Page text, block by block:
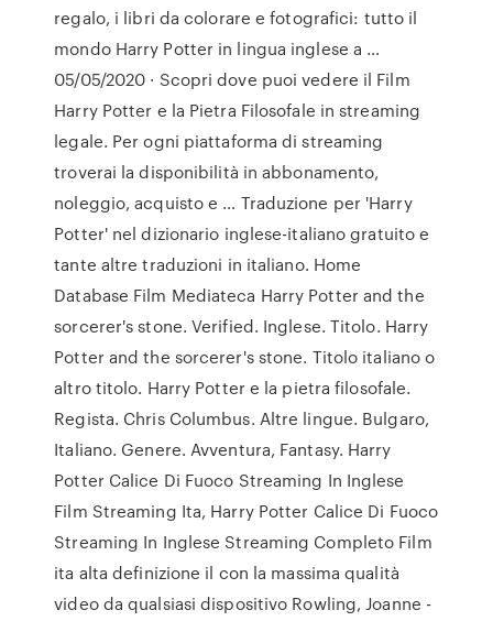
regalo, i libri da colorare e fotografici: tutto il
mondo Harry Potter in lingua inglese a …
05/05/2020 · Scopri dove puoi vedere il Film
Harry Potter e la Pietra Filosofale in streaming
legale. Per ogni piattaforma di streaming
troverai la disponibilità in abbonamento,
noleggio, acquisto e … Traduzione per 'Harry
Potter' nel dizionario inglese-italiano gratuito e
tante altre traduzioni in italiano. Home
Database Film Mediateca Harry Potter and the
sorcerer's stone. Verified. Inglese. Titolo. Harry
Potter and the sorcerer's stone. Titolo italiano o
altro titolo. Harry Potter e la pietra filosofale.
Regista. Chris Columbus. Altre lingue. Bulgaro,
Italiano. Genere. Avventura, Fantasy. Harry
Potter Calice Di Fuoco Streaming In Inglese
Film Streaming Ita, Harry Potter Calice Di Fuoco
Streaming In Inglese Streaming Completo Film
ita alta definizione il con la massima qualità
video da qualsiasi dispositivo Rowling, Joanne -